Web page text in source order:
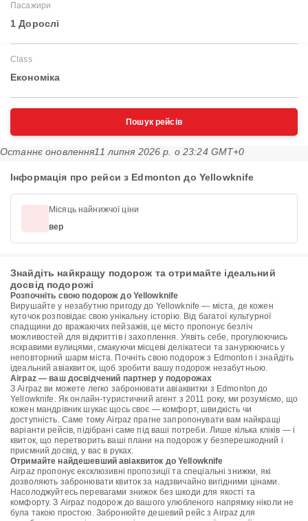
Пасажири
1 Дорослі
Class
Економіка
Пошук рейсів
Останнє оновлення11 липня 2026 р. о 23:24 GMT+0
Інформація про рейси з Edmonton до Yellowknife
Місяць найнижчої ціни
вер
Знайдіть найкращу подорож та отримайте ідеальний
досвід подорожі
Розпочніть свою подорож до Yellowknife
Вирушайте у незабутню пригоду до Yellowknife — міста, де кожен
куточок розповідає свою унікальну історію. Від багатої культурної
спадщини до вражаючих пейзажів, це місто пропонує безліч
можливостей для відкриттів і захоплення. Уявіть себе, прогулюючись
яскравими вулицями, смакуючи місцеві делікатеси та занурюючись у
неповторний шарм міста. Почніть свою подорож з Edmonton і знайдіть
ідеальний авіаквиток, щоб зробити вашу подорож незабутньою.
Airpaz — ваш досвідчений партнер у подорожах
З Airpaz ви можете легко забронювати авіаквитки з Edmonton до
Yellowknife. Як онлайн-туристичний агент з 2011 року, ми розуміємо, що
кожен мандрівник шукає щось своє — комфорт, швидкість чи
доступність. Саме тому Airpaz прагне запропонувати вам найкращі
варіанти рейсів, підібрані саме під ваші потреби. Лише кілька кліків — і
квиток, що перетворить ваші плани на подорож у безперешкодний і
приємний досвід, у вас в руках.
Отримайте найдешевший авіаквиток до Yellowknife
Airpaz пропонує ексклюзивні пропозиції та спеціальні знижки, які
дозволяють забронювати квиток за надзвичайно вигідними цінами.
Насолоджуйтесь перевагами знижок без шкоди для якості та
комфорту. З Airpaz подорож до вашого улюбленого напрямку ніколи не
була такою простою. Забронюйте дешевий рейс з Airpaz для